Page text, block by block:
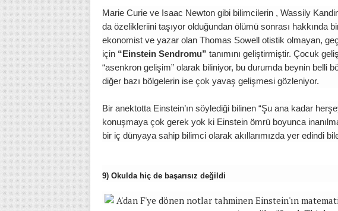
Marie Curie ve Isaac Newton gibi bilimcilerin , Wassily
da özelikleriini taşıyor olduğundan ölümü sonrası hakkında
ekonomist ve yazar olan Thomas Sowell otistik olmayan,
için “Einstein Sendromu” tanımını geliştirmiştir. Çocuk
“asenkron gelişim” olarak biliniyor, bu durumda beynin belli
diğer bazı bölgelerin ise çok yavaş gelişmesi gözleniyor.
Bir anektotta Einstein’ın söylediği bilinen “Şu ana kadar
konuşmaya çok gerek yok ki Einstein ömrü boyunca
bir iç dünyaya sahip bilimci olarak akıllarımızda yer edindi
9) Okulda hiç de başarısız değildi